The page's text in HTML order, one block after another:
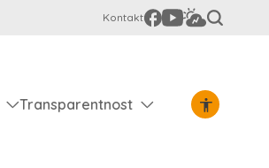
Kontakt
Transparentnost